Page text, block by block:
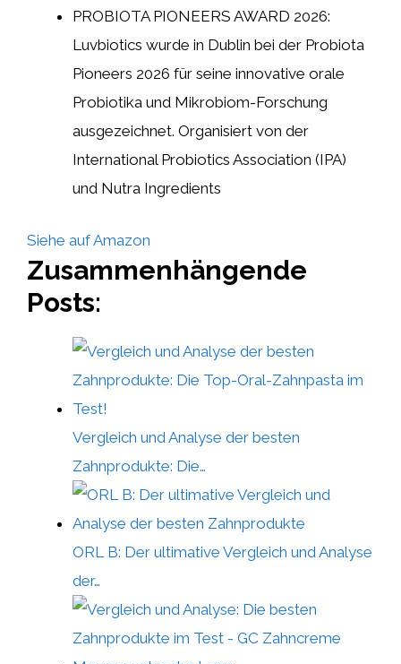
PROBIOTA PIONEERS AWARD 2026:
Luvbiotics wurde in Dublin bei der Probiota
Pioneers 2026 für seine innovative orale
Probiotika und Mikrobiom-Forschung
ausgezeichnet. Organisiert von der
International Probiotics Association (IPA)
und Nutra Ingredients
Siehe auf Amazon
Zusammenhängende
Posts:
Vergleich und Analyse der besten
Zahnprodukte: Die…
ORL B: Der ultimative Vergleich und Analyse
der…